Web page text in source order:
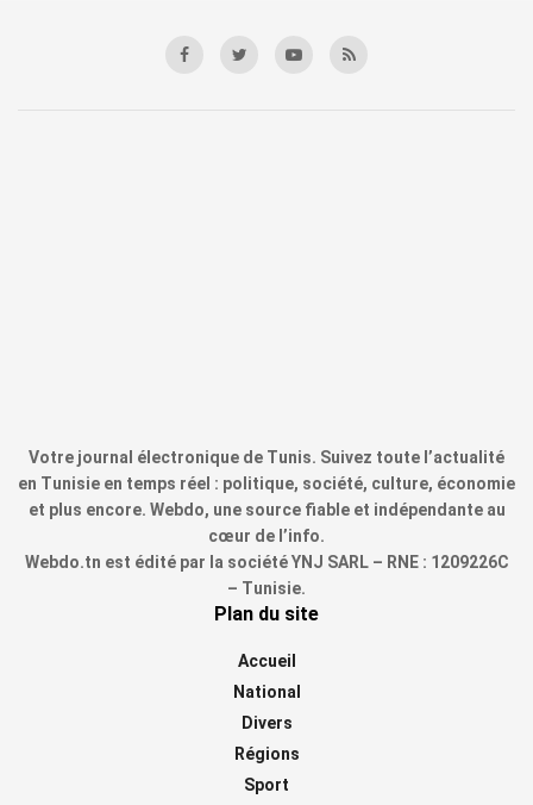
Votre journal électronique de Tunis. Suivez toute l’actualité
en Tunisie en temps réel : politique, société, culture, économie
et plus encore. Webdo, une source fiable et indépendante au
cœur de l’info.
Webdo.tn est édité par la société YNJ SARL – RNE : 1209226C
– Tunisie.
Plan du site
Accueil
National
Divers
Régions
Sport